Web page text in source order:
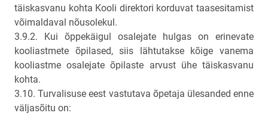
täiskasvanu kohta Kooli direktori korduvat taasesitamist
võimaldaval nõusolekul.
3.9.2. Kui õppekäigul osalejate hulgas on erinevate
kooliastmete õpilased, siis lähtutakse kõige vanema
kooliastme osalejate õpilaste arvust ühe täiskasvanu
kohta.
3.10. Turvalisuse eest vastutava õpetaja ülesanded enne
väljasõitu on: